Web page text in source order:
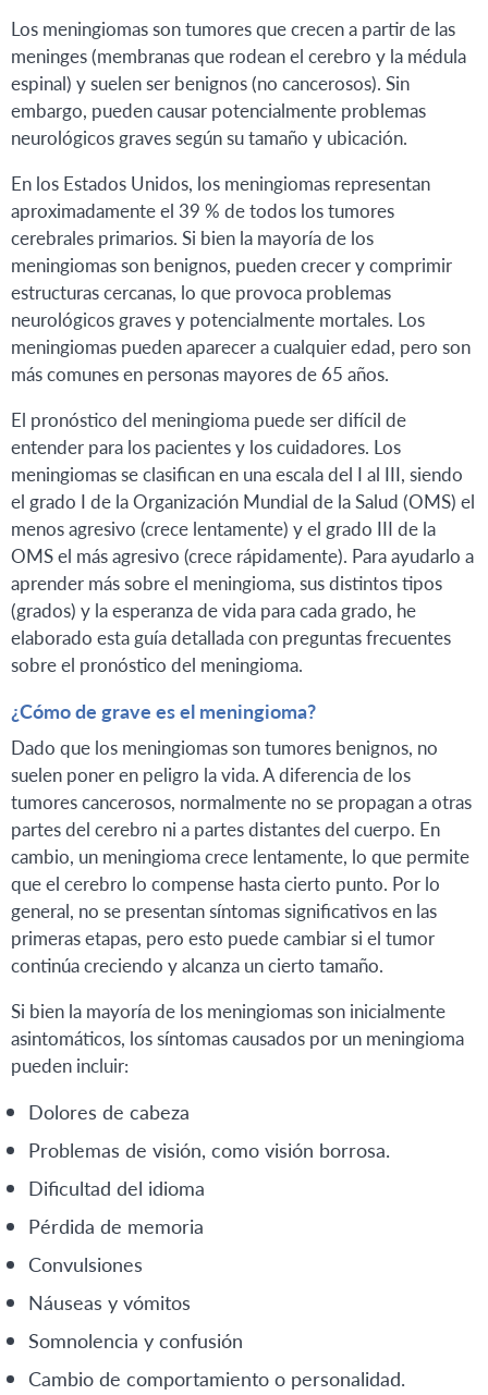
Los meningiomas son tumores que crecen a partir de las
meninges (membranas que rodean el cerebro y la médula
espinal) y suelen ser benignos (no cancerosos). Sin
embargo, pueden causar potencialmente problemas
neurológicos graves según su tamaño y ubicación.
En los Estados Unidos, los meningiomas representan
aproximadamente el 39 % de todos los tumores
cerebrales primarios. Si bien la mayoría de los
meningiomas son benignos, pueden crecer y comprimir
estructuras cercanas, lo que provoca problemas
neurológicos graves y potencialmente mortales. Los
meningiomas pueden aparecer a cualquier edad, pero son
más comunes en personas mayores de 65 años.
El pronóstico del meningioma puede ser difícil de
entender para los pacientes y los cuidadores. Los
meningiomas se clasifican en una escala del I al III, siendo
el grado I de la Organización Mundial de la Salud (OMS) el
menos agresivo (crece lentamente) y el grado III de la
OMS el más agresivo (crece rápidamente). Para ayudarlo a
aprender más sobre el meningioma, sus distintos tipos
(grados) y la esperanza de vida para cada grado, he
elaborado esta guía detallada con preguntas frecuentes
sobre el pronóstico del meningioma.
¿Cómo de grave es el meningioma?
Dado que los meningiomas son tumores benignos, no
suelen poner en peligro la vida. A diferencia de los
tumores cancerosos, normalmente no se propagan a otras
partes del cerebro ni a partes distantes del cuerpo. En
cambio, un meningioma crece lentamente, lo que permite
que el cerebro lo compense hasta cierto punto. Por lo
general, no se presentan síntomas significativos en las
primeras etapas, pero esto puede cambiar si el tumor
continúa creciendo y alcanza un cierto tamaño.
Si bien la mayoría de los meningiomas son inicialmente
asintomáticos, los síntomas causados por un meningioma
pueden incluir:
Dolores de cabeza
Problemas de visión, como visión borrosa.
Dificultad del idioma
Pérdida de memoria
Convulsiones
Náuseas y vómitos
Somnolencia y confusión
Cambio de comportamiento o personalidad.